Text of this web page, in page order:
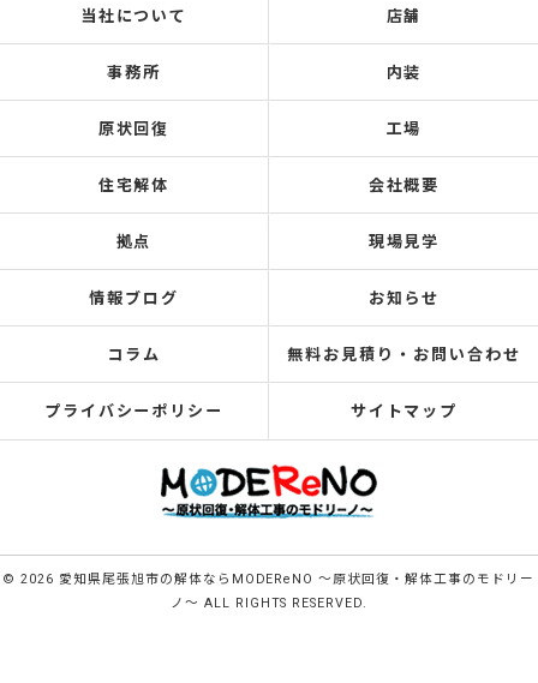
当社について 店舗
事務所 内装
原状回復 工場
住宅解体 会社概要
拠点 現場見学
情報ブログ お知らせ
コラム 無料お見積り・お問い合わせ
プライバシーポリシー サイトマップ
© 2026 愛知県尾張旭市の解体ならMODEReNO ～原状回復・解体工事のモドリー
ノ～ ALL RIGHTS RESERVED.